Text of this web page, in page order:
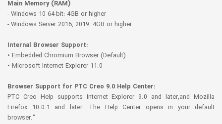
Main Memory (RAM)
- Windows 10 64-bit: 4GB or higher
- Windows Server 2016, 2019: 4GB or higher
Internal Browser Support:
• Embedded Chromium Browser (Default)
• Microsoft Internet Explorer 11.0
Browser Support for PTC Creo 9.0 Help Center:
PTC Creo Help supports Internet Explorer 9.0 and later,and Mozilla
Firefox 10.0.1 and later. The Help Center opens in your default
browser."